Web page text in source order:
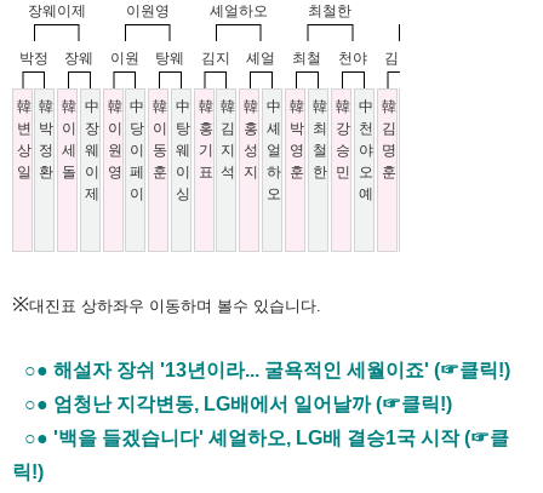
※대진표 상하좌우 이동하며 볼수 있습니다.
○● 해설자 장쉬 '13년이라... 굴욕적인 세월이죠' (☞클릭!)
○● 엄청난 지각변동, LG배에서 일어날까 (☞클릭!)
○● '백을 들겠습니다' 셰얼하오, LG배 결승1국 시작 (☞클
릭!)